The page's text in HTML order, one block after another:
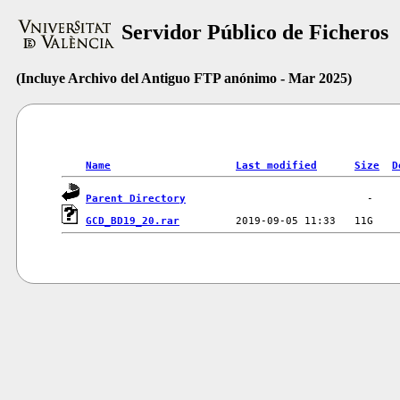
Servidor Público de Ficheros
(Incluye Archivo del Antiguo FTP anónimo - Mar 2025)
Name Last modified Size
Parent Directory
GCD_BD19_20.rar